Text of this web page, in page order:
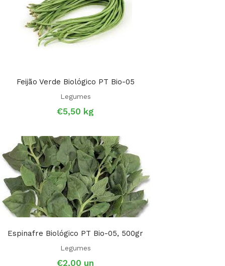
Feijão Verde Biológico PT Bio-05
Legumes
€5,50 kg
Espinafre Biológico PT Bio-05, 500gr
Legumes
€2,00 un